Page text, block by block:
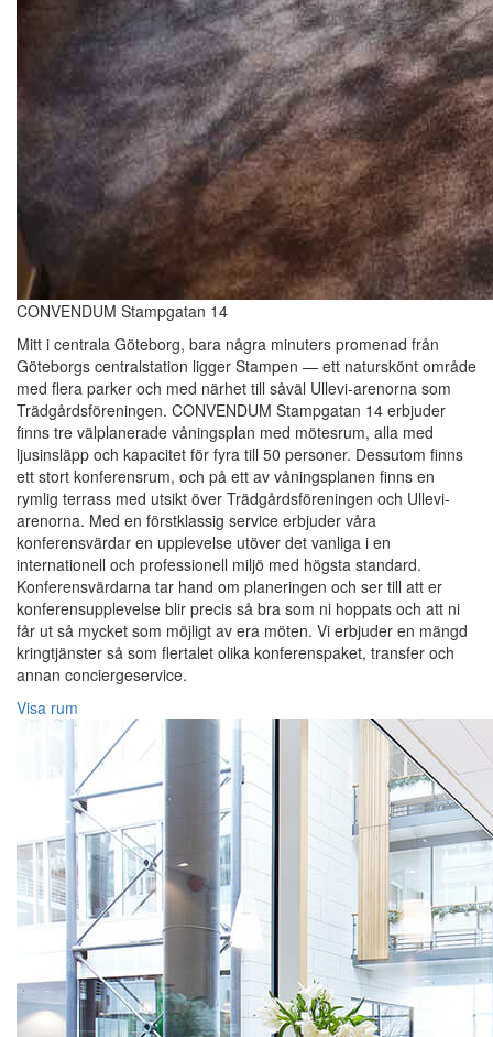
CONVENDUM Stampgatan 14
Mitt i centrala Göteborg, bara några minuters promenad från
Göteborgs centralstation ligger Stampen — ett naturskönt område
med flera parker och med närhet till såväl Ullevi-arenorna som
Trädgårdsföreningen. CONVENDUM Stampgatan 14 erbjuder
finns tre välplanerade våningsplan med mötesrum, alla med
ljusinsläpp och kapacitet för fyra till 50 personer. Dessutom finns
ett stort konferensrum, och på ett av våningsplanen finns en
rymlig terrass med utsikt över Trädgårdsföreningen och Ullevi-
arenorna. Med en förstklassig service erbjuder våra
konferensvärdar en upplevelse utöver det vanliga i en
internationell och professionell miljö med högsta standard.
Konferensvärdarna tar hand om planeringen och ser till att er
konferensupplevelse blir precis så bra som ni hoppats och att ni
får ut så mycket som möjligt av era möten. Vi erbjuder en mängd
kringtjänster så som flertalet olika konferenspaket, transfer och
annan conciergeservice.
Visa rum